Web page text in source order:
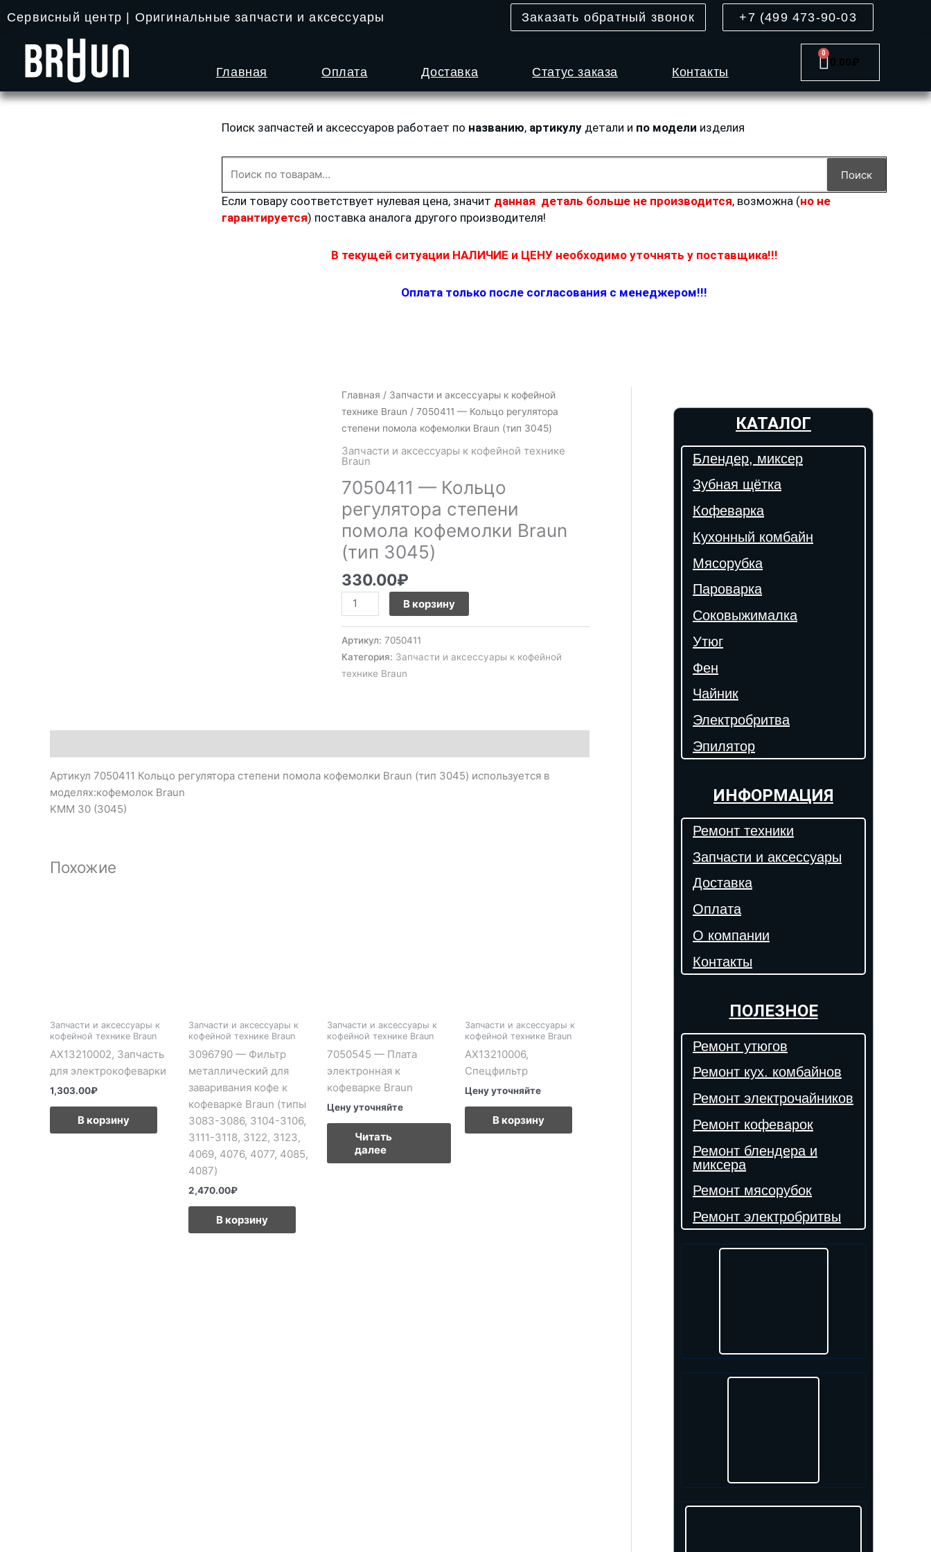
содержимому
Сервисный центр | Оригинальные запчасти и аксессуары Заказать обратный звонок +7 (499 473-90-03
Главная Оплата Доставка Статус заказа Контакты
0.00₽
0
Cart
Поиск запчастей и аксессуаров работает по названию, артикулу детали и по модели изделия
Поиск
Если товару соответствует нулевая цена, значит данная деталь больше не производится, возможна (но не
гарантируется) поставка аналога другого производителя!
В текущей ситуации НАЛИЧИЕ и ЦЕНУ необходимо уточнять у поставщика!!!
Оплата только после согласования с менеджером!!!
Главная / Запчасти и аксессуары к кофейной
технике Braun / 7050411 — Кольцо регулятора
степени помола кофемолки Braun (тип 3045)
Запчасти и аксессуары к кофейной технике
Braun
7050411 — Кольцо
регулятора степени
помола кофемолки Braun
(тип 3045)
330.00₽
Количество
товара
7050411
Кольцо
степени
помола
кофемолки
Braun
(тип
3045)
В корзину
Артикул: 7050411
Категория: Запчасти и аксессуары к кофейной
технике Braun
Артикул 7050411 Кольцо регулятора степени помола кофемолки Braun (тип 3045) используется в
моделях:кофемолок Braun
KMM 30 (3045)
Похожие
Запчасти и аксессуары к
кофейной технике Braun
AX13210002, Запчасть
для электрокофеварки
1,303.00₽
В корзину
Запчасти и аксессуары к
кофейной технике Braun
3096790 — Фильтр
металлический для
заваривания кофе к
кофеварке Braun (типы
3083-3086, 3104-3106,
3111-3118, 3122, 3123,
4069, 4076, 4077, 4085,
4087)
2,470.00₽
В корзину
Запчасти и аксессуары к
кофейной технике Braun
7050545 — Плата
электронная к
кофеварке Braun
Цену уточняйте
Читать
далее
Запчасти и аксессуары к
кофейной технике Braun
AX13210006,
Спецфильтр
Цену уточняйте
В корзину
КАТАЛОГ
Блендер, миксер
Зубная щётка
Кофеварка
Кухонный комбайн
Мясорубка
Пароварка
Соковыжималка
Утюг
Фен
Чайник
Электробритва
Эпилятор
ИНФОРМАЦИЯ
Ремонт техники
Запчасти и аксессуары
Доставка
Оплата
О компании
Контакты
ПОЛЕЗНОЕ
Ремонт утюгов
Ремонт кух. комбайнов
Ремонт электрочайников
Ремонт кофеварок
Ремонт блендера и
миксера
Ремонт мясорубок
Ремонт электробритвы